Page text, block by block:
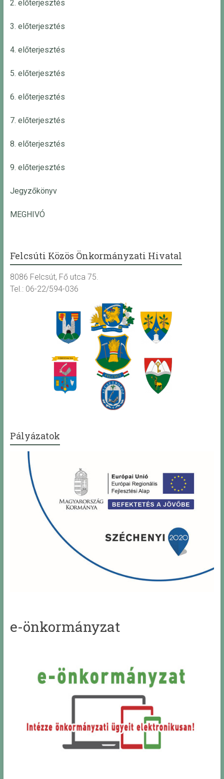
2. előterjesztés
3. előterjesztés
4. előterjesztés
5. előterjesztés
6. előterjesztés
7. előterjesztés
8. előterjesztés
9. előterjesztés
Jegyzőkönyv
MEGHIVÓ
Felcsúti Közös Önkormányzati Hivatal
8086 Felcsút, Fő utca 75.
Tel.: 06-22/594-036
Pályázatok
e-önkormányzat